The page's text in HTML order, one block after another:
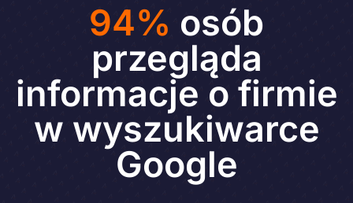
94% osób
przegląda
informacje o firmie
w wyszukiwarce
Google